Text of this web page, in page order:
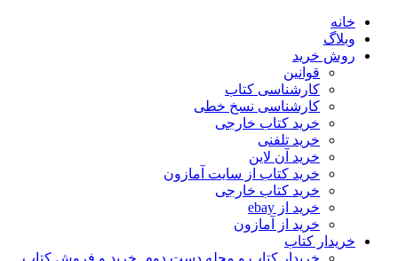
خانه
وبلاگ
روش خرید
قوانین
کارشناسی کتاب
کارشناسی نسخ خطی
خرید کتاب خارجی
خرید تلفنی
خرید آن لاین
خرید کتاب از سایت آمازون
خرید کتاب خارجی
خرید از ebay
خرید از آمازون
خریدار کتاب